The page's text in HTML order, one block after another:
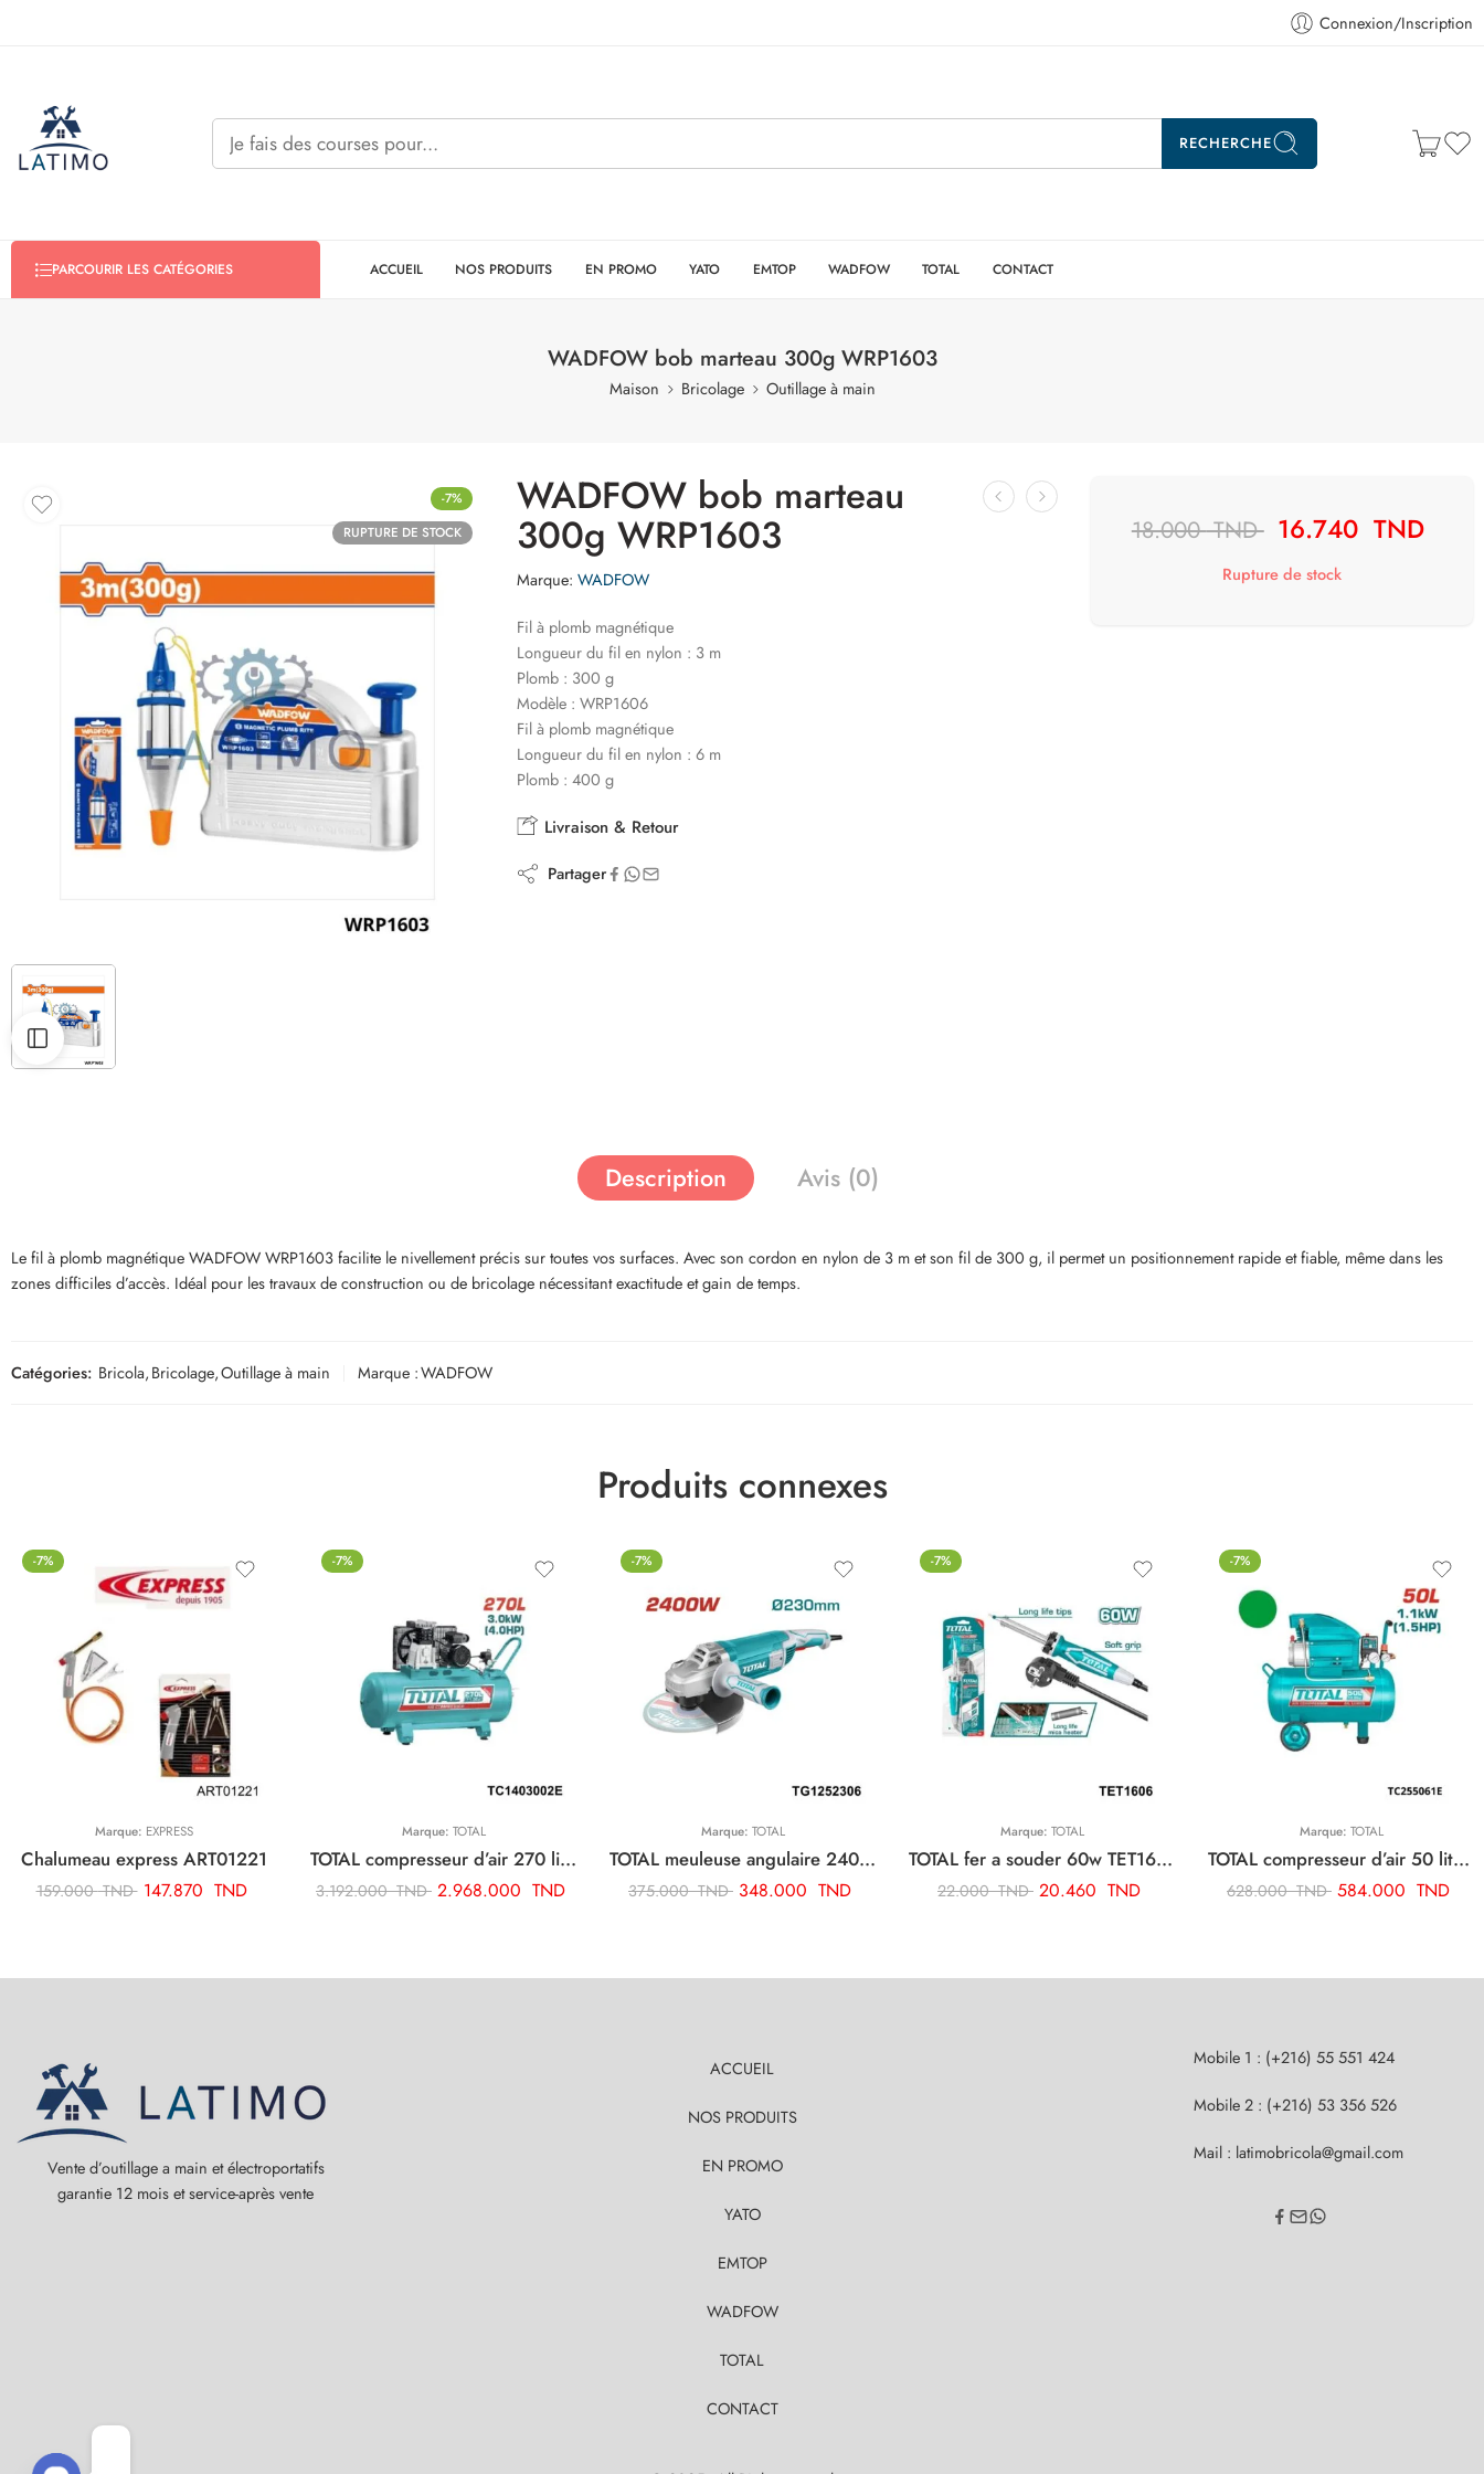
Connexion/Inscription
RECHERCHE
PARCOURIR LES CATÉGORIES ACCUEIL NOS PRODUITS EN PROMO YATO EMTOP WADFOW TOTAL CONTACT
WADFOW bob marteau 300g WRP1603
Maison Bricolage Outillage à main
-7%
RUPTURE DE STOCK
WADFOW bob marteau
300g WRP1603
Marque: WADFOW
Fil à plomb magnétique
Longueur du fil en nylon : 3 m
Plomb : 300 g
Modèle : WRP1606
Fil à plomb magnétique
Longueur du fil en nylon : 6 m
Plomb : 400 g
Livraison & Retour
Partager
18.000TND 16.740 TND
Rupture de stock
Description Avis (0)
Le fil à plomb magnétique WADFOW WRP1603 facilite le nivellement précis sur toutes vos surfaces. Avec son cordon en nylon de 3 m et son fil de 300 g, il permet un positionnement rapide et fiable, même dans les
zones difficiles d’accès. Idéal pour les travaux de construction ou de bricolage nécessitant exactitude et gain de temps.
Catégories: Bricola,Bricolage,Outillage à main Marque :WADFOW
Produits connexes
-7%
Marque: EXPRESS
Chalumeau express ART01221
159.000TND 147.870 TND
-7%
Marque: TOTAL
TOTAL compresseur d’air 270 litre TC1403002E
3.192.000TND 2.968.000 TND
-7%
Marque: TOTAL
TOTAL meuleuse angulaire 2400w-230mm TG1252306
375.000TND 348.000 TND
-7%
Marque: TOTAL
TOTAL fer a souder 60w TET1606
22.000TND 20.460 TND
-7%
Marque: TOTAL
TOTAL compresseur d’air 50 litre TC255061E
628.000TND 584.000 TND
Vente d’outillage a main et électroportatifs
garantie 12 mois et service-après vente
ACCUEIL
NOS PRODUITS
EN PROMO
YATO
EMTOP
WADFOW
TOTAL
CONTACT
Mobile 1 : (+216) 55 551 424
Mobile 2 : (+216) 53 356 526
Mail : latimobricola@gmail.com